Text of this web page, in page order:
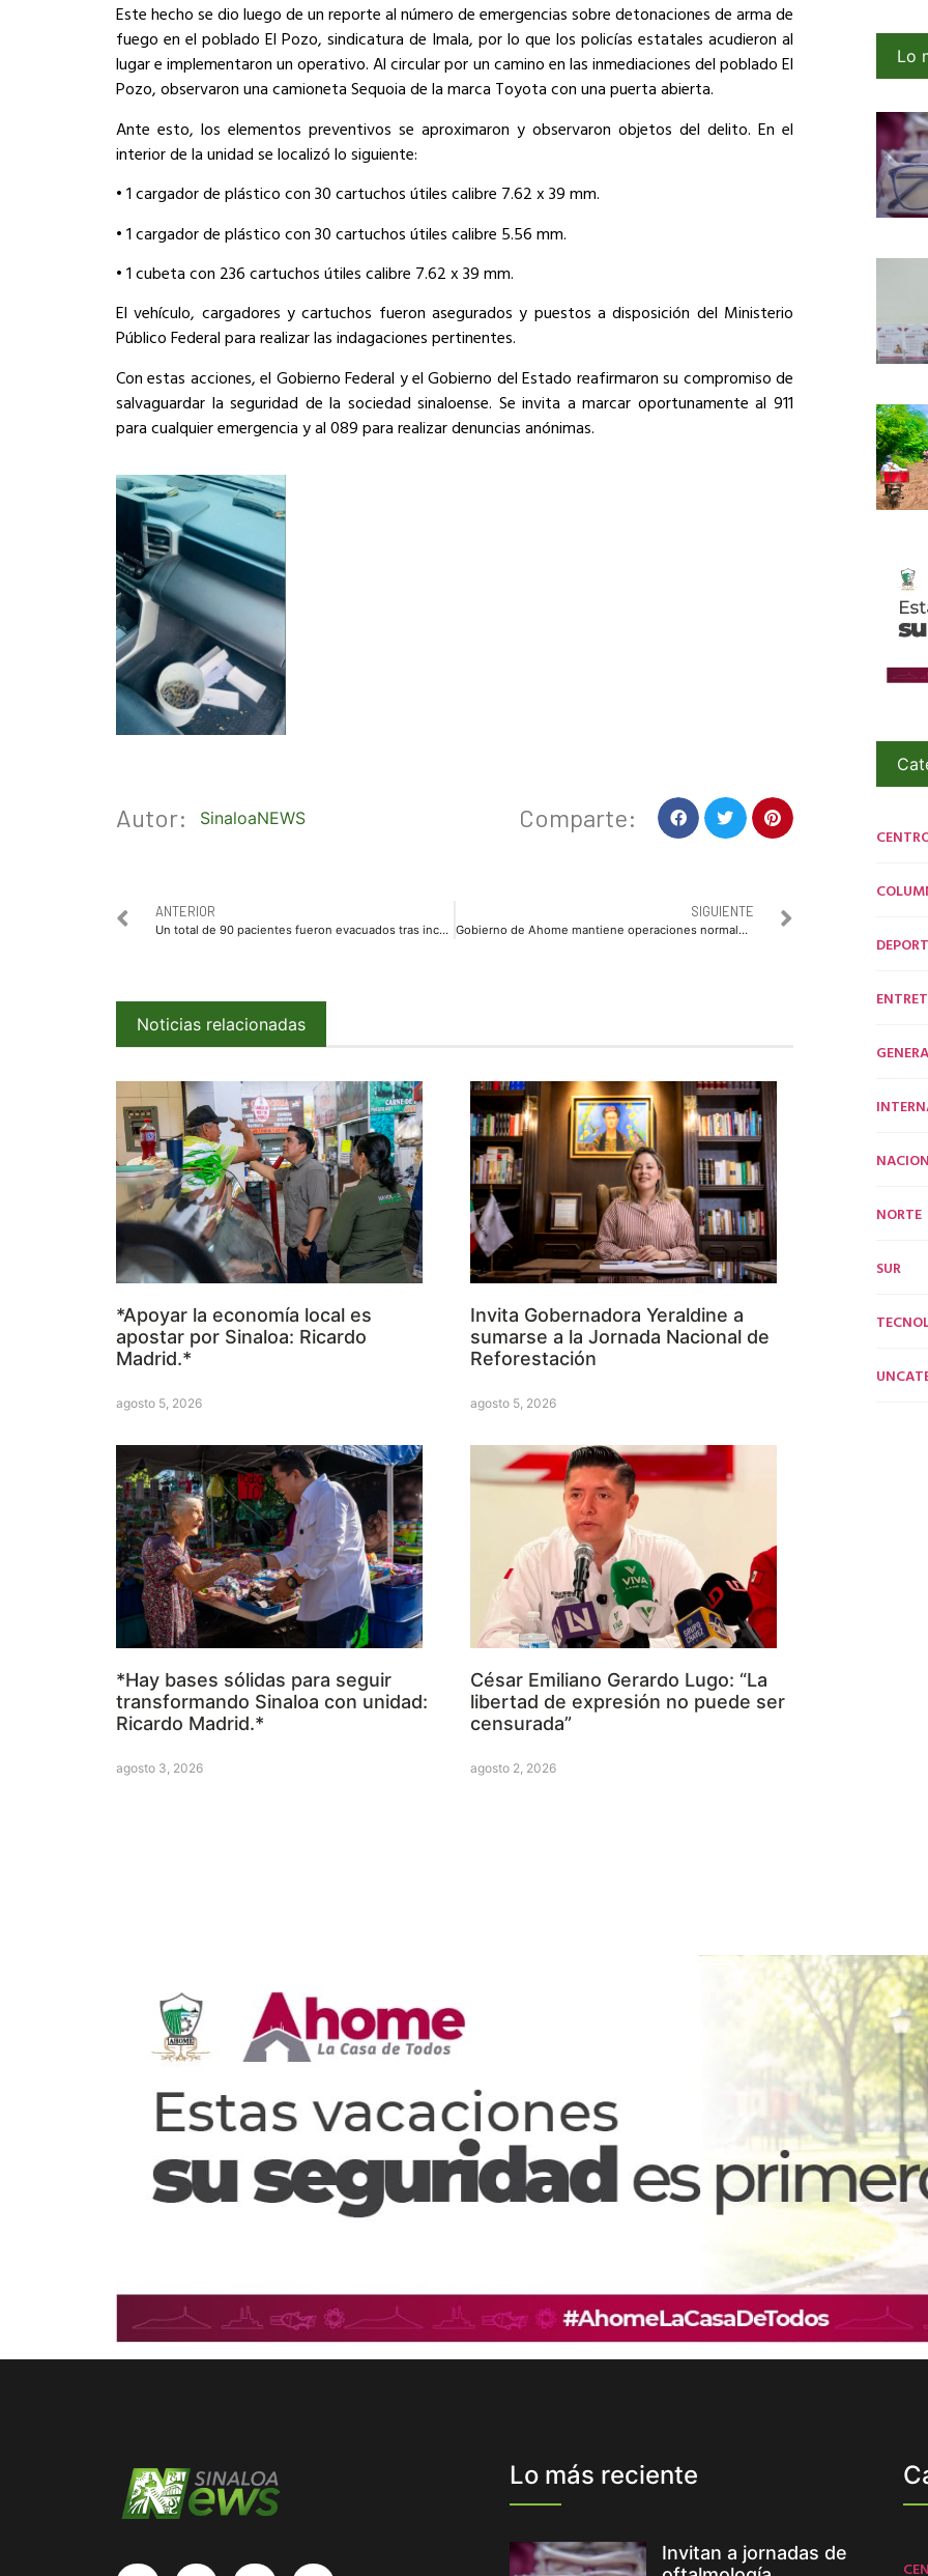
Este hecho se dio luego de un reporte al número de emergencias sobre detonaciones de arma de
fuego en el poblado El Pozo, sindicatura de Imala, por lo que los policías estatales acudieron al
lugar e implementaron un operativo. Al circular por un camino en las inmediaciones del poblado El
Pozo, observaron una camioneta Sequoia de la marca Toyota con una puerta abierta.
Ante esto, los elementos preventivos se aproximaron y observaron objetos del delito. En el
interior de la unidad se localizó lo siguiente:
• 1 cargador de plástico con 30 cartuchos útiles calibre 7.62 x 39 mm.
• 1 cargador de plástico con 30 cartuchos útiles calibre 5.56 mm.
• 1 cubeta con 236 cartuchos útiles calibre 7.62 x 39 mm.
El vehículo, cargadores y cartuchos fueron asegurados y puestos a disposición del Ministerio
Público Federal para realizar las indagaciones pertinentes.
Con estas acciones, el Gobierno Federal y el Gobierno del Estado reafirmaron su compromiso de
salvaguardar la seguridad de la sociedad sinaloense. Se invita a marcar oportunamente al 911
para cualquier emergencia y al 089 para realizar denuncias anónimas.
Autor: SinaloaNEWS Comparte:
ANTERIOR
Un total de 90 pacientes fueron evacuados tras incendio en el Nuevo Hospital General de Culiacán
SIGUIENTE
Gobierno de Ahome mantiene operaciones normales durante vacaciones de verano
Noticias relacionadas
*Apoyar la economía local es
apostar por Sinaloa: Ricardo
Madrid.*
agosto 5, 2026
Invita Gobernadora Yeraldine a
sumarse a la Jornada Nacional de
Reforestación
agosto 5, 2026
*Hay bases sólidas para seguir
transformando Sinaloa con unidad:
Ricardo Madrid.*
agosto 3, 2026
César Emiliano Gerardo Lugo: “La
libertad de expresión no puede ser
censurada”
agosto 2, 2026
Lo
NORTE
SUR
Lo más reciente
Invitan a jornadas de